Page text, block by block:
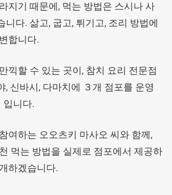
지기 때문에, 먹는 방법은 스시나 사
니다. 삶고, 굽고, 튀기고, 조리 방법에
합니다.
끽할 수 있는 곳이, 참치 요리 전문점
, 신바시, 다마치에 ３개 점포를 운영
입니다.
여하는 오오츠키 마사오 씨와 함께,
먹는 방법을 실제로 점포에서 제공하
하겠습니다.